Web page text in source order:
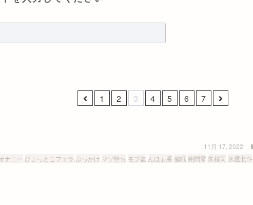
1 2 3 4 5 6 7
11月 17, 2022
ナニー ひょっとこフェラ ぶっかけ マゾ堕ち モブ姦 んほぉ系 催眠 朔間零 朱桜司 氷鷹北斗